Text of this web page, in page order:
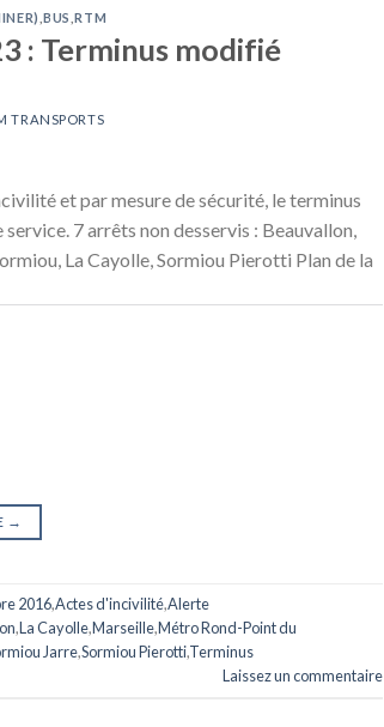
,BUS ,RTM
: Terminus modifié
TRANSPORTS
et par mesure de sécurité, le terminus
service. 7 arrêts non desservis : Beauvallon,
La Cayolle, Sormiou Pierotti Plan de la
→
2016,Actes d'incivilité,Alerte
,La Cayolle,Marseille,Métro Rond-Point du
Jarre,Sormiou Pierotti,Terminus
Laissez un commentaire